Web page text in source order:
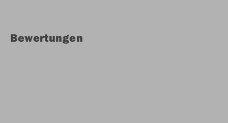
Bewertungen